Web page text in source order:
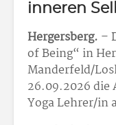
inneren
Hergersberg. –
of Being“ in
Manderfeld/
26.09.2026 die
Yoga Lehrer/in